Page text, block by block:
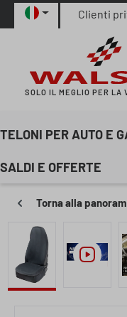
al contenuto
Salta alla ricerca
Passa alla Clienti
SOLO IL MEGLIO PER LA
TELONI PER AUTO E
SALDI E OFFERTE
Torna alla
Salta la galleria di